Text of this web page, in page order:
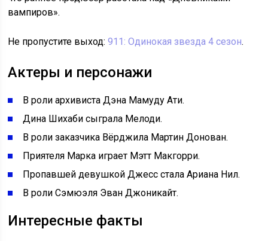
вампиров».
Не пропустите выход:911: Одинокая звезда 4 сезон.
Актеры и персонажи
В роли архивиста Дэна Мамуду Ати.
Дина Шихаби сыграла Мелоди.
В роли заказчика Вёрджила Мартин Донован.
Приятеля Марка играет Мэтт Макгорри.
Пропавшей девушкой Джесс стала Ариана Нил.
В роли Сэмюэля Эван Джоникайт.
Интересные факты